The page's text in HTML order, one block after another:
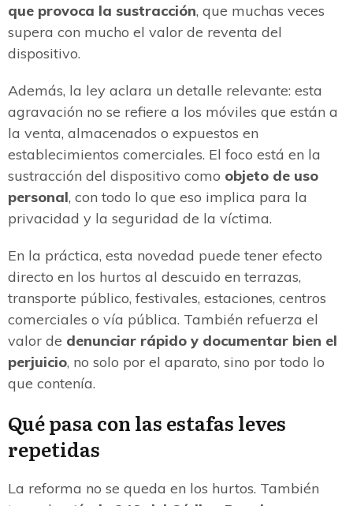
que provoca la sustracción, que muchas veces
supera con mucho el valor de reventa del
dispositivo.
Además, la ley aclara un detalle relevante: esta
agravación no se refiere a los móviles que están a
la venta, almacenados o expuestos en
establecimientos comerciales. El foco está en la
sustracción del dispositivo como objeto de uso
personal, con todo lo que eso implica para la
privacidad y la seguridad de la víctima.
En la práctica, esta novedad puede tener efecto
directo en los hurtos al descuido en terrazas,
transporte público, festivales, estaciones, centros
comerciales o vía pública. También refuerza el
valor de denunciar rápido y documentar bien el
perjuicio, no solo por el aparato, sino por todo lo
que contenía.
Qué pasa con las estafas leves
repetidas
La reforma no se queda en los hurtos. También